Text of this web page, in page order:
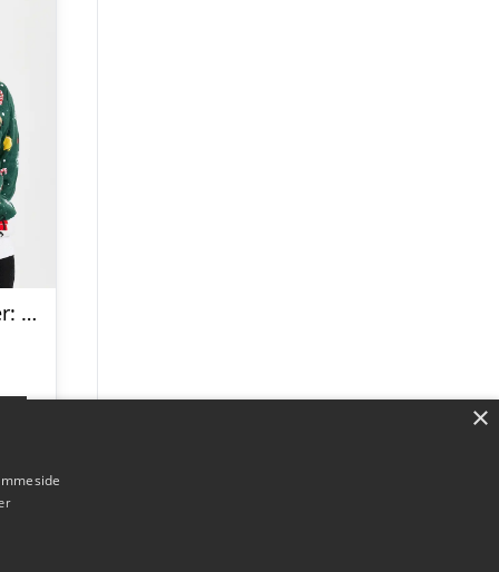
Årets julesweater: Santa Christmas Star – dame / kvinder. Ugly Christmas Sweater lavet i Danmark
×